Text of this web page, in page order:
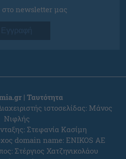
στο newsletter μας
Εγγραφή
| Ταυτότητα
ιστοσελίδας: Μάνος
Νιφλής
Στεφανία Κασίμη
domain name: ENIKOS AE
Στέργιος Χατζηνικολάου